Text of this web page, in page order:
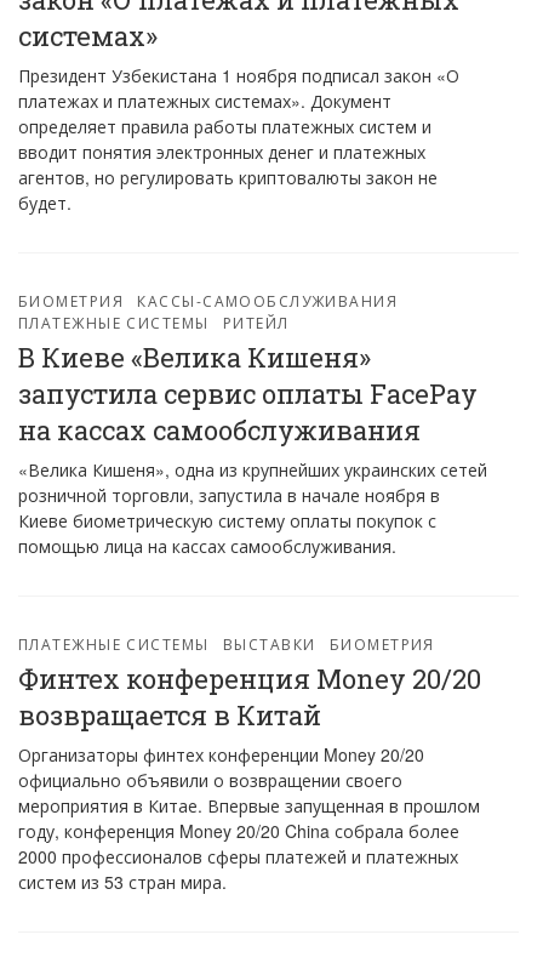
системах»
Президент Узбекистана 1 ноября подписал закон «О
платежах и платежных системах». Документ
определяет правила работы платежных систем и
вводит понятия электронных денег и платежных
агентов, но регулировать криптовалюты закон не
будет.
БИОМЕТРИЯ
КАССЫ-САМООБСЛУЖИВАНИЯ
ПЛАТЕЖНЫЕ СИСТЕМЫ
РИТЕЙЛ
В Киеве «Велика Кишеня»
запустила сервис оплаты FacePay
на кассах самообслуживания
«Велика Кишеня», одна из крупнейших украинских сетей
розничной торговли, запустила в начале ноября в
Киеве биометрическую систему оплаты покупок с
помощью лица на кассах самообслуживания.
ПЛАТЕЖНЫЕ СИСТЕМЫ ВЫСТАВКИ БИОМЕТРИЯ
Финтех конференция Money 20/20
возвращается в Китай
Организаторы финтех конференции Money 20/20
официально объявили о возвращении своего
мероприятия в Китае. Впервые запущенная в прошлом
году, конференция Money 20/20 China собрала более
2000 профессионалов сферы платежей и платежных
систем из 53 стран мира.